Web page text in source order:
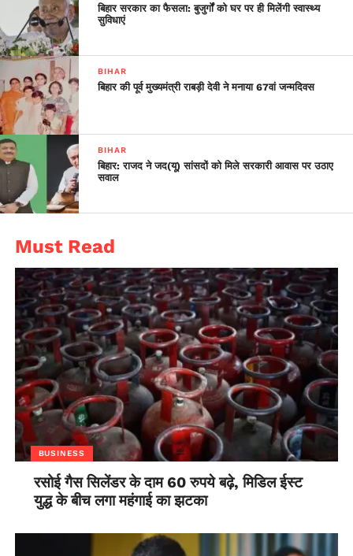
बिहार सरकार का फैसला: बुजुर्गों को घर पर ही मिलेंगी स्वास्थ्य
सुविधाएं
BIHAR
बिहार की पूर्व मुख्यमंत्री राबड़ी देवी ने मनाया 67वां जन्मदिवस
BIHAR
बिहार: राजद ने जद(यू) सांसदों को मिले सरकारी आवास पर उठाए
सवाल
Must Read
BUSINESS
रसोई गैस सिलेंडर के दाम 60 रुपये बढ़े, मिडिल ईस्ट
युद्ध के बीच लगा महंगाई का झटका